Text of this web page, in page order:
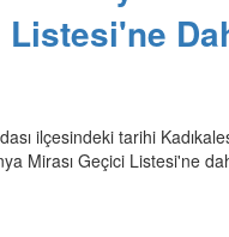
ilçesindeki tarihi
Mirası Geçici Listesi'ne